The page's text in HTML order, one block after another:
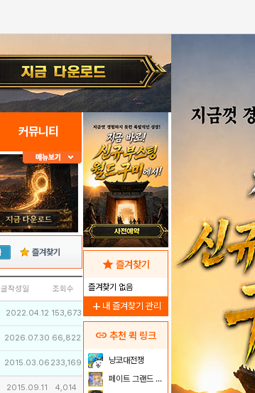
커뮤니티
즐겨찾기
글작성일 조회수
2022.04.12 153,673
2026.07.30 66,822
2015.03.06 233,169
2015.09.11 4,014
star 즐겨찾기
즐겨찾기 없음
add 내 즐겨찾기 관리
link 추천 퀵 링크
냥코대전쟁
페이트 그랜드 오더